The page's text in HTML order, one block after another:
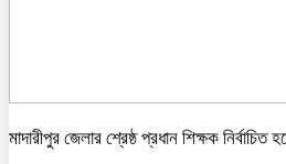
মাদারীপুর জেলার শ্রেষ্ঠ প্রধান শিক্ষক